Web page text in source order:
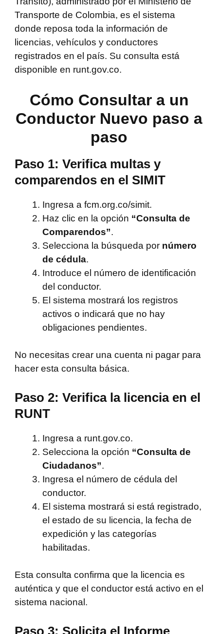
Transporte de Colombia, es el sistema
donde reposa toda la información de
licencias, vehículos y conductores
registrados en el país. Su consulta está
disponible en runt.gov.co.
Cómo Consultar a un
Conductor Nuevo paso a
paso
Paso 1: Verifica multas y
comparendos en el SIMIT
Ingresa a fcm.org.co/simit.
Haz clic en la opción “Consulta de
Comparendos”.
Selecciona la búsqueda por número
de cédula.
Introduce el número de identificación
del conductor.
El sistema mostrará los registros
activos o indicará que no hay
obligaciones pendientes.
No necesitas crear una cuenta ni pagar para
hacer esta consulta básica.
Paso 2: Verifica la licencia en el
RUNT
Ingresa a runt.gov.co.
Selecciona la opción “Consulta de
Ciudadanos”.
Ingresa el número de cédula del
conductor.
El sistema mostrará si está registrado,
el estado de su licencia, la fecha de
expedición y las categorías
habilitadas.
Esta consulta confirma que la licencia es
auténtica y que el conductor está activo en el
sistema nacional.
Paso 3: Solicita el Informe